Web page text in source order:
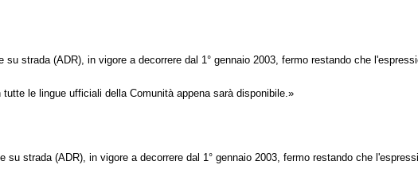
strada (ADR), in vigore a decorrere dal 1° gennaio 2003, fermo restando che
le lingue ufficiali della Comunità appena sarà disponibile.»
su strada (ADR), in vigore a decorrere dal 1° gennaio 2003, fermo restando che